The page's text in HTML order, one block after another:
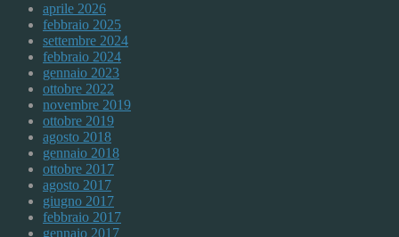
aprile 2026
febbraio 2025
settembre 2024
febbraio 2024
gennaio 2023
ottobre 2022
novembre 2019
ottobre 2019
agosto 2018
gennaio 2018
ottobre 2017
agosto 2017
giugno 2017
febbraio 2017
gennaio 2017